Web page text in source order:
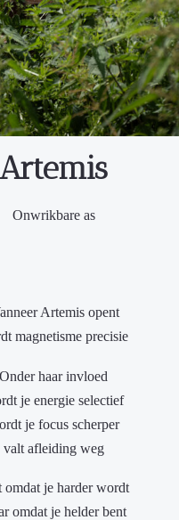
Artemis
Onwrikbare as
Artemis opent
magnetisme precisie
Onder haar invloed
je energie selectief
je focus scherper
valt afleiding weg
omdat je harder wordt
omdat je helder bent